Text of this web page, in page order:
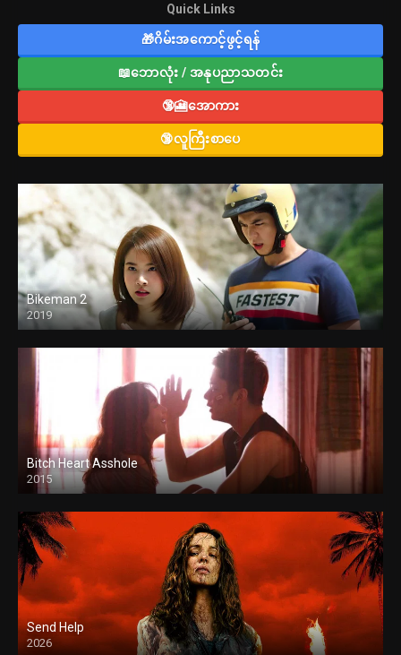
Quick Links
🎁ဂိမ်းအကောင့်ဖွင့်ရန်
📖ဘောလုံး / အနုပညာသတင်း
🔞🎦အောကား
🔞လူကြီးစာပေ
Bikeman 2
2019
Bitch Heart Asshole
2015
Send Help
2026